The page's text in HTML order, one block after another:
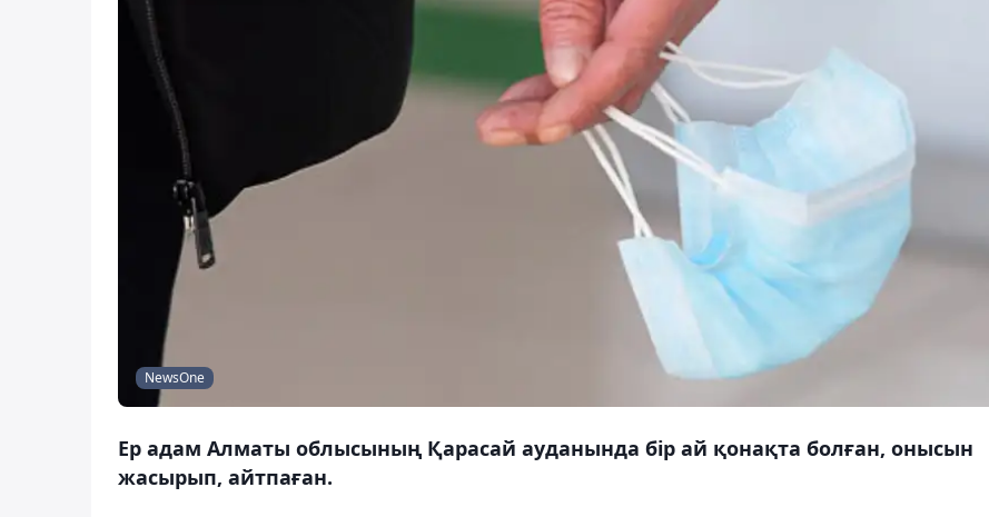
NewsOne
Ер адам Алматы облысының Қарасай ауданында бір ай қонақта болған, онысын
жасырып, айтпаған.